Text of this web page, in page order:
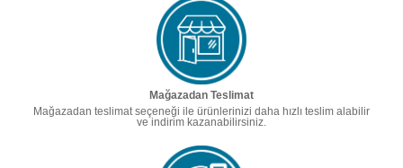
Mağazadan Teslimat
Mağazadan teslimat seçeneği ile ürünlerinizi daha hızlı teslim alabilir
ve indirim kazanabilirsiniz.